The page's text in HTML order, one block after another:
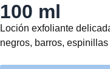
100 ml
Loción exfoliante
negros, barros,